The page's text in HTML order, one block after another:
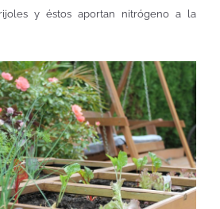
y éstos aportan nitrógeno a la